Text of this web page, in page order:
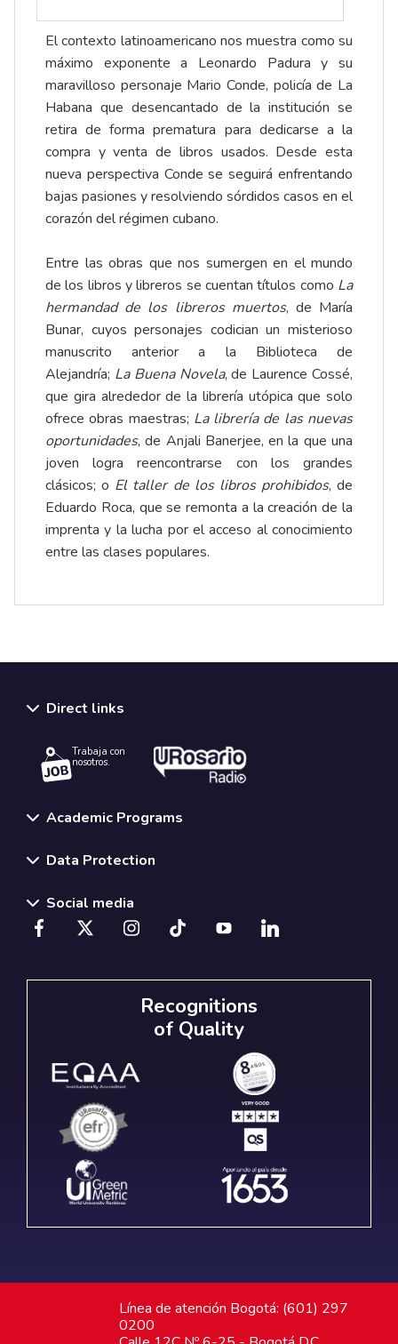
El contexto latinoamericano nos muestra como su
máximo exponente a Leonardo Padura y su
maravilloso personaje Mario Conde, policía de La
Habana que desencantado de la institución se
retira de forma prematura para dedicarse a la
compra y venta de libros usados. Desde esta
nueva perspectiva Conde se seguirá enfrentando
bajas pasiones y resolviendo sórdidos casos en el
corazón del régimen cubano.
Entre las obras que nos sumergen en el mundo
de los libros y libreros se cuentan títulos como La
hermandad de los libreros muertos, de María
Bunar, cuyos personajes codician un misterioso
manuscrito anterior a la Biblioteca de
Alejandría; La Buena Novela, de Laurence Cossé,
que gira alrededor de la librería utópica que solo
ofrece obras maestras; La librería de las nuevas
oportunidades, de Anjali Banerjee, en la que una
joven logra reencontrarse con los grandes
clásicos; o El taller de los libros prohibidos, de
Eduardo Roca, que se remonta a la creación de la
imprenta y la lucha por el acceso al conocimiento
entre las clases populares.
Direct links
Trabaja con
nosotros.
Academic Programs
Data Protection
Social media
Recognitions
of Quality
Línea de atención Bogotá: (601) 297
0200